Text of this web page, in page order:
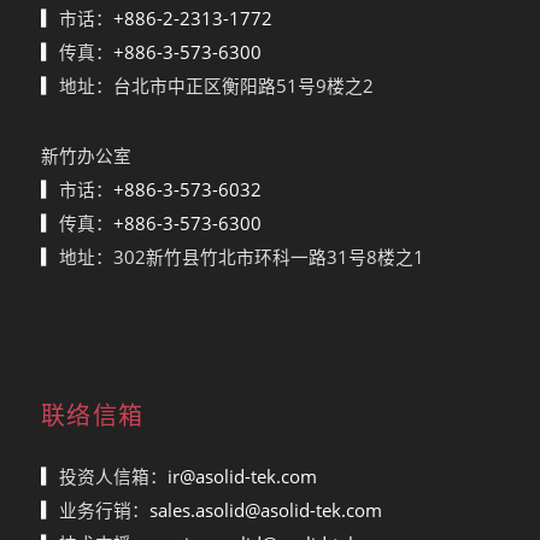
▎ 市话： +886-2-2313-1772
▎ 传真： +886-3-573-6300
▎ 地址：台北市中正区衡阳路51号9楼之2
新竹办公室
▎ 市话： +886-3-573-6032
▎ 传真： +886-3-573-6300
▎ 地址：302新竹县竹北市环科一路31号8楼之1
联络信箱
▎ 投资人信箱： ir@asolid-tek.com
▎ 业务行销： sales.asolid@asolid-tek.com